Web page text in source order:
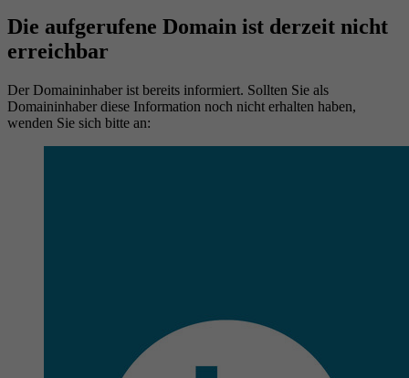
Die aufgerufene Domain ist derzeit nicht
erreichbar
Der Domaininhaber ist bereits informiert. Sollten Sie als
Domaininhaber diese Information noch nicht erhalten haben,
wenden Sie sich bitte an: